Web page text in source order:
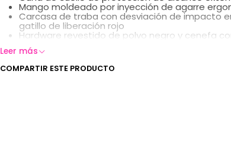
Mango moldeado por inyección de agarre
Carcasa de traba con desviación de impacto
gatillo de liberación rojo
Hardware revestido de polvo negro y cenefa
Leer más
COMPARTIR ESTE PRODUCTO